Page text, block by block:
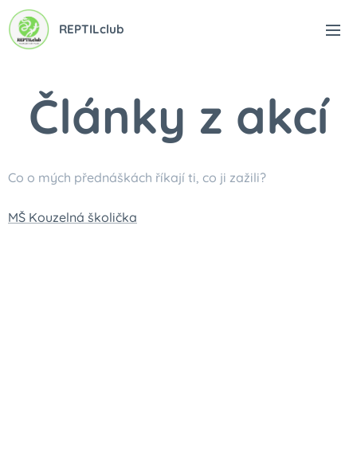
REPTILclub
Články z akcí
Co o mých přednáškách říkají ti, co ji zažili?
MŠ Kouzelná školička